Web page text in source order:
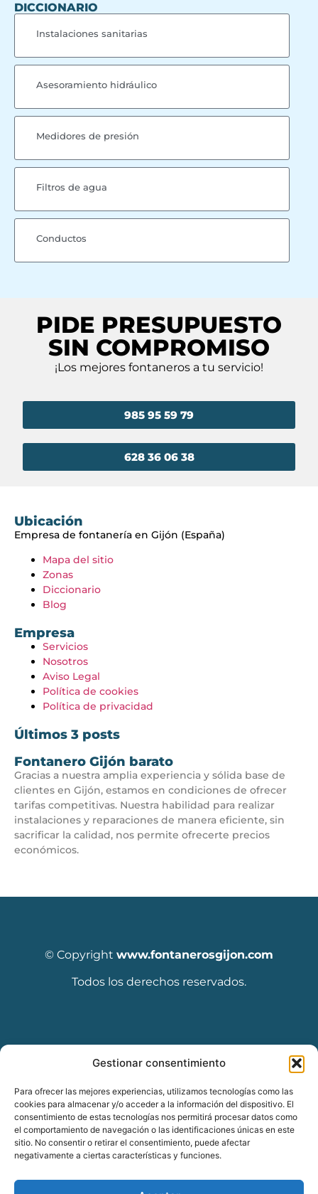
Gestionar consentimiento
Para ofrecer las mejores experiencias, utilizamos tecnologías como las
cookies para almacenar y/o acceder a la información del dispositivo. El
consentimiento de estas tecnologías nos permitirá procesar datos como
el comportamiento de navegación o las identificaciones únicas en este
sitio. No consentir o retirar el consentimiento, puede afectar
negativamente a ciertas características y funciones.
DICCIONARIO
Instalaciones sanitarias
Asesoramiento hidráulico
Medidores de presión
Filtros de agua
Conductos
PIDE PRESUPUESTO
SIN COMPROMISO
¡Los mejores fontaneros a tu servicio!
628 36 06 38
985 95 59 79
Ubicación
Empresa de fontanería en Gijón (España)
Mapa del sitio
Zonas
Diccionario
Blog
Empresa
Servicios
Nosotros
Aviso Legal
Política de cookies
Política de privacidad
Últimos 3 posts
Fontanero Gijón barato
Gracias a nuestra amplia experiencia y sólida base de
clientes en Gijón, estamos en condiciones de ofrecer
tarifas competitivas. Nuestra habilidad para realizar
instalaciones y reparaciones de manera eficiente, sin
sacrificar la calidad, nos permite ofrecerte precios
económicos.
© Copyright www.fontanerosgijon.com
Todos los derechos reservados.